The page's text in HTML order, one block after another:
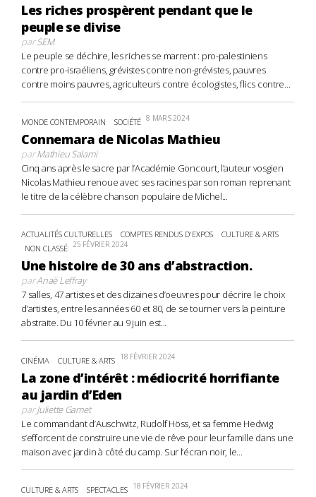
Les riches prospèrent pendant que le
peuple se divise
parSEM
Le peuple se déchire, les riches se marrent : pro-palestiniens
contre pro-israéliens, grévistes contre non-grévistes, pauvres
contre moins pauvres, agriculteurs contre écologistes, flics contre...
MONDE CONTEMPORAIN SOCIÉTÉ 8 MARS 2024
Connemara de Nicolas Mathieu
parMathieu Salami
Cinq ans après le sacre par l’Académie Goncourt, l’auteur vosgien
Nicolas Mathieu renoue avec ses racines par son roman reprenant
le titre de la célèbre chanson populaire de Michel...
ACTUALITÉS CULTURELLES COMPTES RENDUS D'EXPOS
CULTURE & ARTS
NON CLASSÉ 25 FÉVRIER 2024
Une histoire de 30 ans d’abstraction.
parAnaë Leffray
7 salles, 47 artistes et des dizaines d’oeuvres pour décrire le choix
d’artistes, entre les années 60 et 80, de se tourner vers la peinture
abstraite. Du 10 février au 9 juin est...
CINÉMA CULTURE & ARTS 18 FÉVRIER 2024
La zone d’intérêt : médiocrité horrifiante
au jardin d’Eden
parJuliette Gamet
Le commandant d’Auschwitz, Rudolf Höss, et sa femme Hedwig
s’efforcent de construire une vie de rêve pour leur famille dans une
maison avec jardin à côté du camp. Sur l’écran noir, le...
CULTURE & ARTS SPECTACLES 18 FÉVRIER 2024